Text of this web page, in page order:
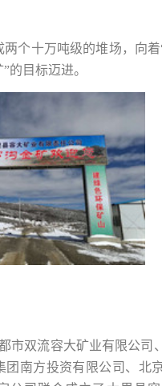
个十万吨级的堆场，向着
的目标迈进。
市双流容大矿业有限公司
团南方投资有限公司、北